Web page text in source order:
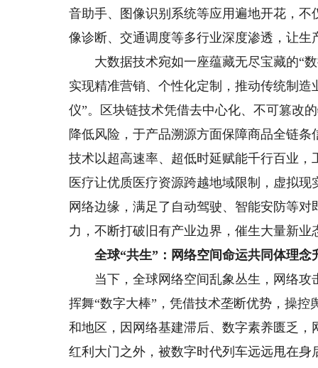
音助手、图像识别系统等应用遍地开花，
像诊断、交通调度等多行业深度渗透，让生
大数据技术宛如一座蕴藏无尽宝藏的“数
实现精准营销、个性化定制，推动传统制
仪”。区块链技术凭借去中心化、不可篡改
降低风险，于产品溯源方面保障商品全链
技术以超高速率、超低时延赋能千行百业
医疗让优质医疗资源跨越地域限制，虚拟
网络边缘，满足了自动驾驶、智能安防等
力，不断打破旧有产业边界，催生大量新
全球“共生”：网络空间命运共同体理念
当下，全球网络空间乱象丛生，网络攻
挥舞“数字大棒”，凭借技术垄断优势，操
和地区，因网络基建滞后、数字素养匮乏
红利大门之外，被数字时代列车远远甩在